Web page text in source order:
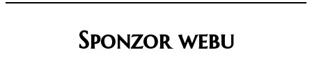
Sponzor webu